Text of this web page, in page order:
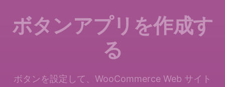
ボタンアプリを作成す
る
ボタンを設定して、WooCommerce Web サイト